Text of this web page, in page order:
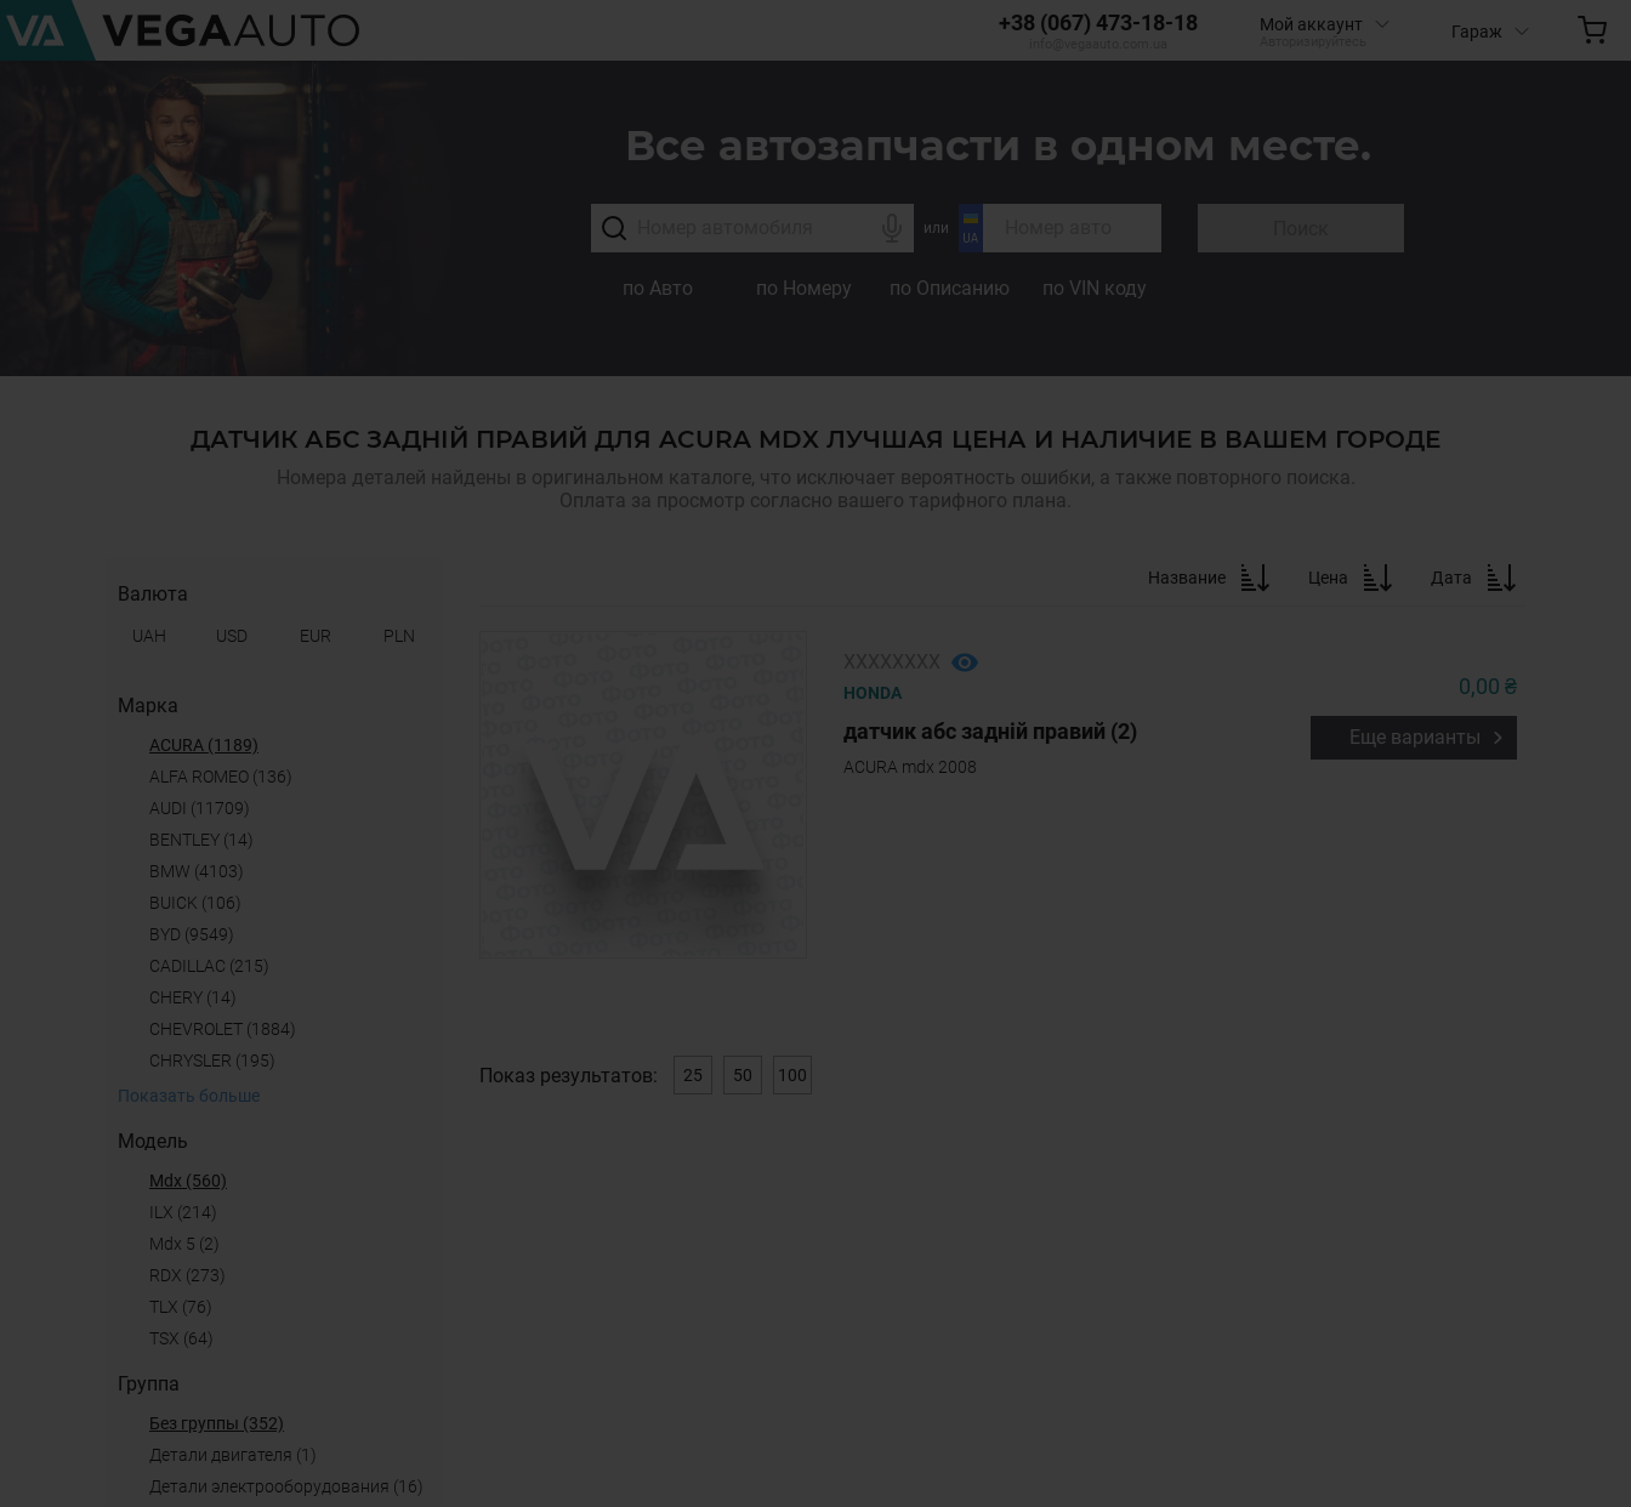
+38 (067) 473-18-18 Мой аккаунт Гараж
Все автозапчасти в одном месте.
или
по Авто по Номеру по Описанию по VIN коду
ДАТЧИК АБС ЗАДНІЙ ПРАВИЙ ДЛЯ ACURA MDX ЛУЧШАЯ ЦЕНА И НАЛИЧИЕ В ВАШЕМ ГОРОДЕ
Номера деталей найдены в оригинальном каталоге, что исключает вероятность ошибки, а также повторного поиска.
Оплата за просмотр согласно вашего тарифного плана.
Валюта
UAH USD EUR PLN
Марка
ACURA (1189)
ALFA ROMEO (136)
AUDI (11709)
BENTLEY (14)
BMW (4103)
BUICK (106)
BYD (9549)
CADILLAC (215)
CHERY (14)
CHEVROLET (1884)
CHRYSLER (195)
Показать больше
Модель
mdx (560)
ILX (214)
mdx 5 (2)
RDX (273)
TLX (76)
TSX (64)
Группа
Без группы (352)
детали двигателя (1)
детали электрооборудования (16)
Название Цена Дата
HONDA
датчик абс задній правий (2)
ACURA mdx 2008
0,00 ₴
Еще варианты
Показ результатов: 25 50 100